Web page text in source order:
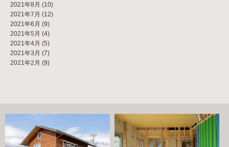
2021年8月 (10)
2021年7月 (12)
2021年6月 (9)
2021年5月 (4)
2021年4月 (5)
2021年3月 (7)
2021年2月 (9)